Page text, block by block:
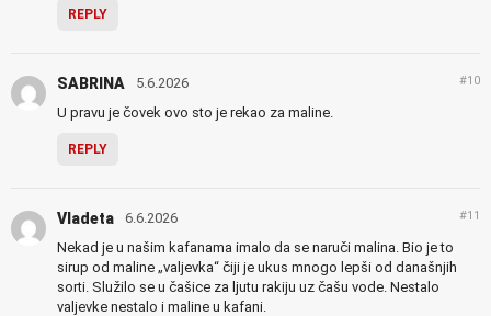
REPLY
SABRINA 5.6.2026 #10
U pravu je čovek ovo sto je rekao za maline.
REPLY
Vladeta 6.6.2026 #11
Nekad je u našim kafanama imalo da se naruči malina. Bio je to
sirup od maline „valjevka“ čiji je ukus mnogo lepši od današnjih
sorti. Služilo se u čašice za ljutu rakiju uz čašu vode. Nestalo
valjevke nestalo i maline u kafani.